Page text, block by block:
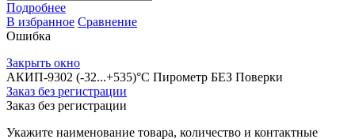
Подробнее
В избранное Сравнение
Ошибка
Закрыть окно
АКИП-9302 (-32...+535)°С Пирометр БЕЗ Поверки
Заказ без регистрации
Заказ без регистрации
Укажите наименование товара, количество и контактные